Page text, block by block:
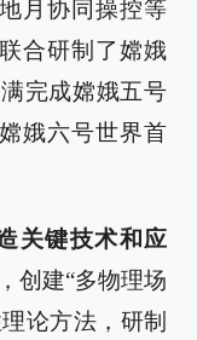
月协同操控等
合研制了嫦娥
完成嫦娥五号
娥六号世界首
关键技术和应
创建“多物理场
论方法，研制